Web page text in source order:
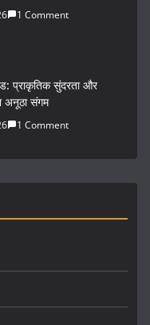
1 Comment
प्राकृतिक सुंदरता और
अनूठा संगम
1 Comment